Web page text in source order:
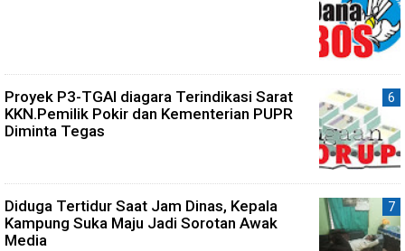
Proyek P3-TGAI diagara Terindikasi Sarat
KKN.Pemilik Pokir dan Kementerian PUPR
Diminta Tegas
Diduga Tertidur Saat Jam Dinas, Kepala
Kampung Suka Maju Jadi Sorotan Awak
Media